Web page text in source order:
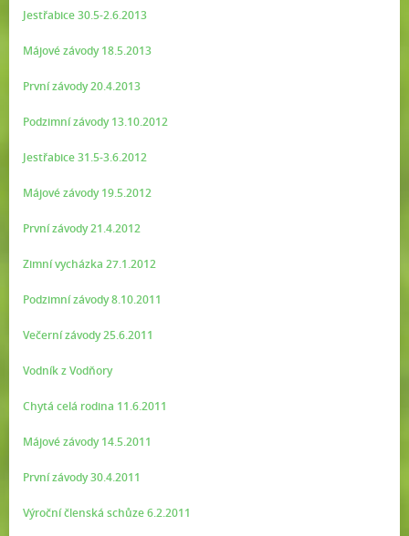
Jestřabice 30.5-2.6.2013
Májové závody 18.5.2013
První závody 20.4.2013
Podzimní závody 13.10.2012
Jestřabice 31.5-3.6.2012
Májové závody 19.5.2012
První závody 21.4.2012
Zimní vycházka 27.1.2012
Podzimní závody 8.10.2011
Večerní závody 25.6.2011
Vodník z Vodňory
Chytá celá rodina 11.6.2011
Májové závody 14.5.2011
První závody 30.4.2011
Výroční členská schůze 6.2.2011